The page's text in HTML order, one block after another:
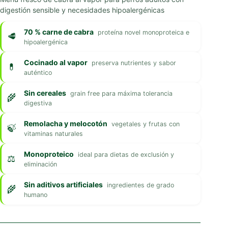
€5,50
€31,35
digestión sensible y necesidades hipoalergénicas
70 % carne de cabra proteína novel monoproteica e
hipoalergénica
Cocinado al vapor preserva nutrientes y sabor
auténtico
Sin cereales grain free para máxima tolerancia
digestiva
Remolacha y melocotón vegetales y frutas con
vitaminas naturales
Monoproteico
ideal para dietas de exclusión y
eliminación
Sin aditivos artificiales ingredientes de grado
humano